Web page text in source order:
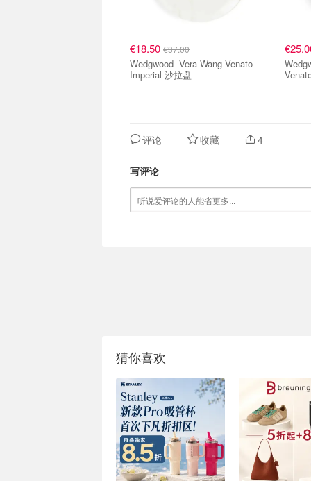
€18.50 €37.00
Wedgwood Vera Wang Venato
Imperial 沙拉盘
Wedgwood
评论 收藏 4
写评论
猜你喜欢